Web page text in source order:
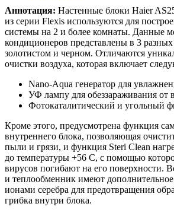
Аннотация: Настенные блоки Haier
из серии Flexis используются для
системы на 2 и более комнаты. Данные
кондиционеров представлены в 3
золотистом и черном. Отличаются
очистки воздуха, которая включает
Nano-Aqua генератор для
УФ лампу для обеззараживания от
Фотокаталитический и угольный
Кроме этого, предусмотрена функция
внутреннего блока, позволяющая
пыли и грязи, и функция Steri Clean
до температуры +56 C, с помощью
вирусов погибают на его поверхности.
и теплообменник имеют
ионами серебра для предотвращения
грибка внутри блока.